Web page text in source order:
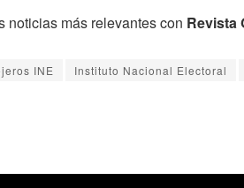
noticias más relevantes con Revista
INE Instituto Nacional Electoral